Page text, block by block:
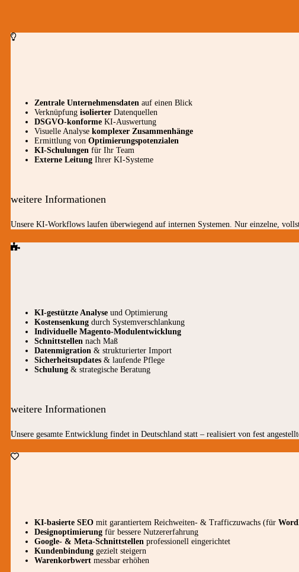
Zentrale Unternehmensdaten auf einen Blick
Verknüpfung isolierter Datenquellen
DSGVO-konforme KI-Auswertung
Visuelle Analyse komplexer Zusammenhänge
Ermittlung von Optimierungspotenzialen
KI-Schulungen für Ihr Team
Externe Leitung Ihrer KI-Systeme
weitere Informationen
Unsere KI-Workflows laufen überwiegend auf internen Systemen. Nur einzelne,
KI-gestützte Analyse und Optimierung
Kostensenkung durch Systemverschlankung
Individuelle Magento-Modulentwicklung
Schnittstellen nach Maß
Datenmigration & strukturierter Import
Sicherheitsupdates & laufende Pflege
Schulung & strategische Beratung
weitere Informationen
Unsere gesamte Entwicklung findet in Deutschland statt – realisiert von fest
KI-basierte SEO mit garantiertem Reichweiten- & Trafficzuwachs (für
Designoptimierung für bessere Nutzererfahrung
Google- & Meta-Schnittstellen professionell eingerichtet
Kundenbindung gezielt steigern
Warenkorbwert messbar erhöhen